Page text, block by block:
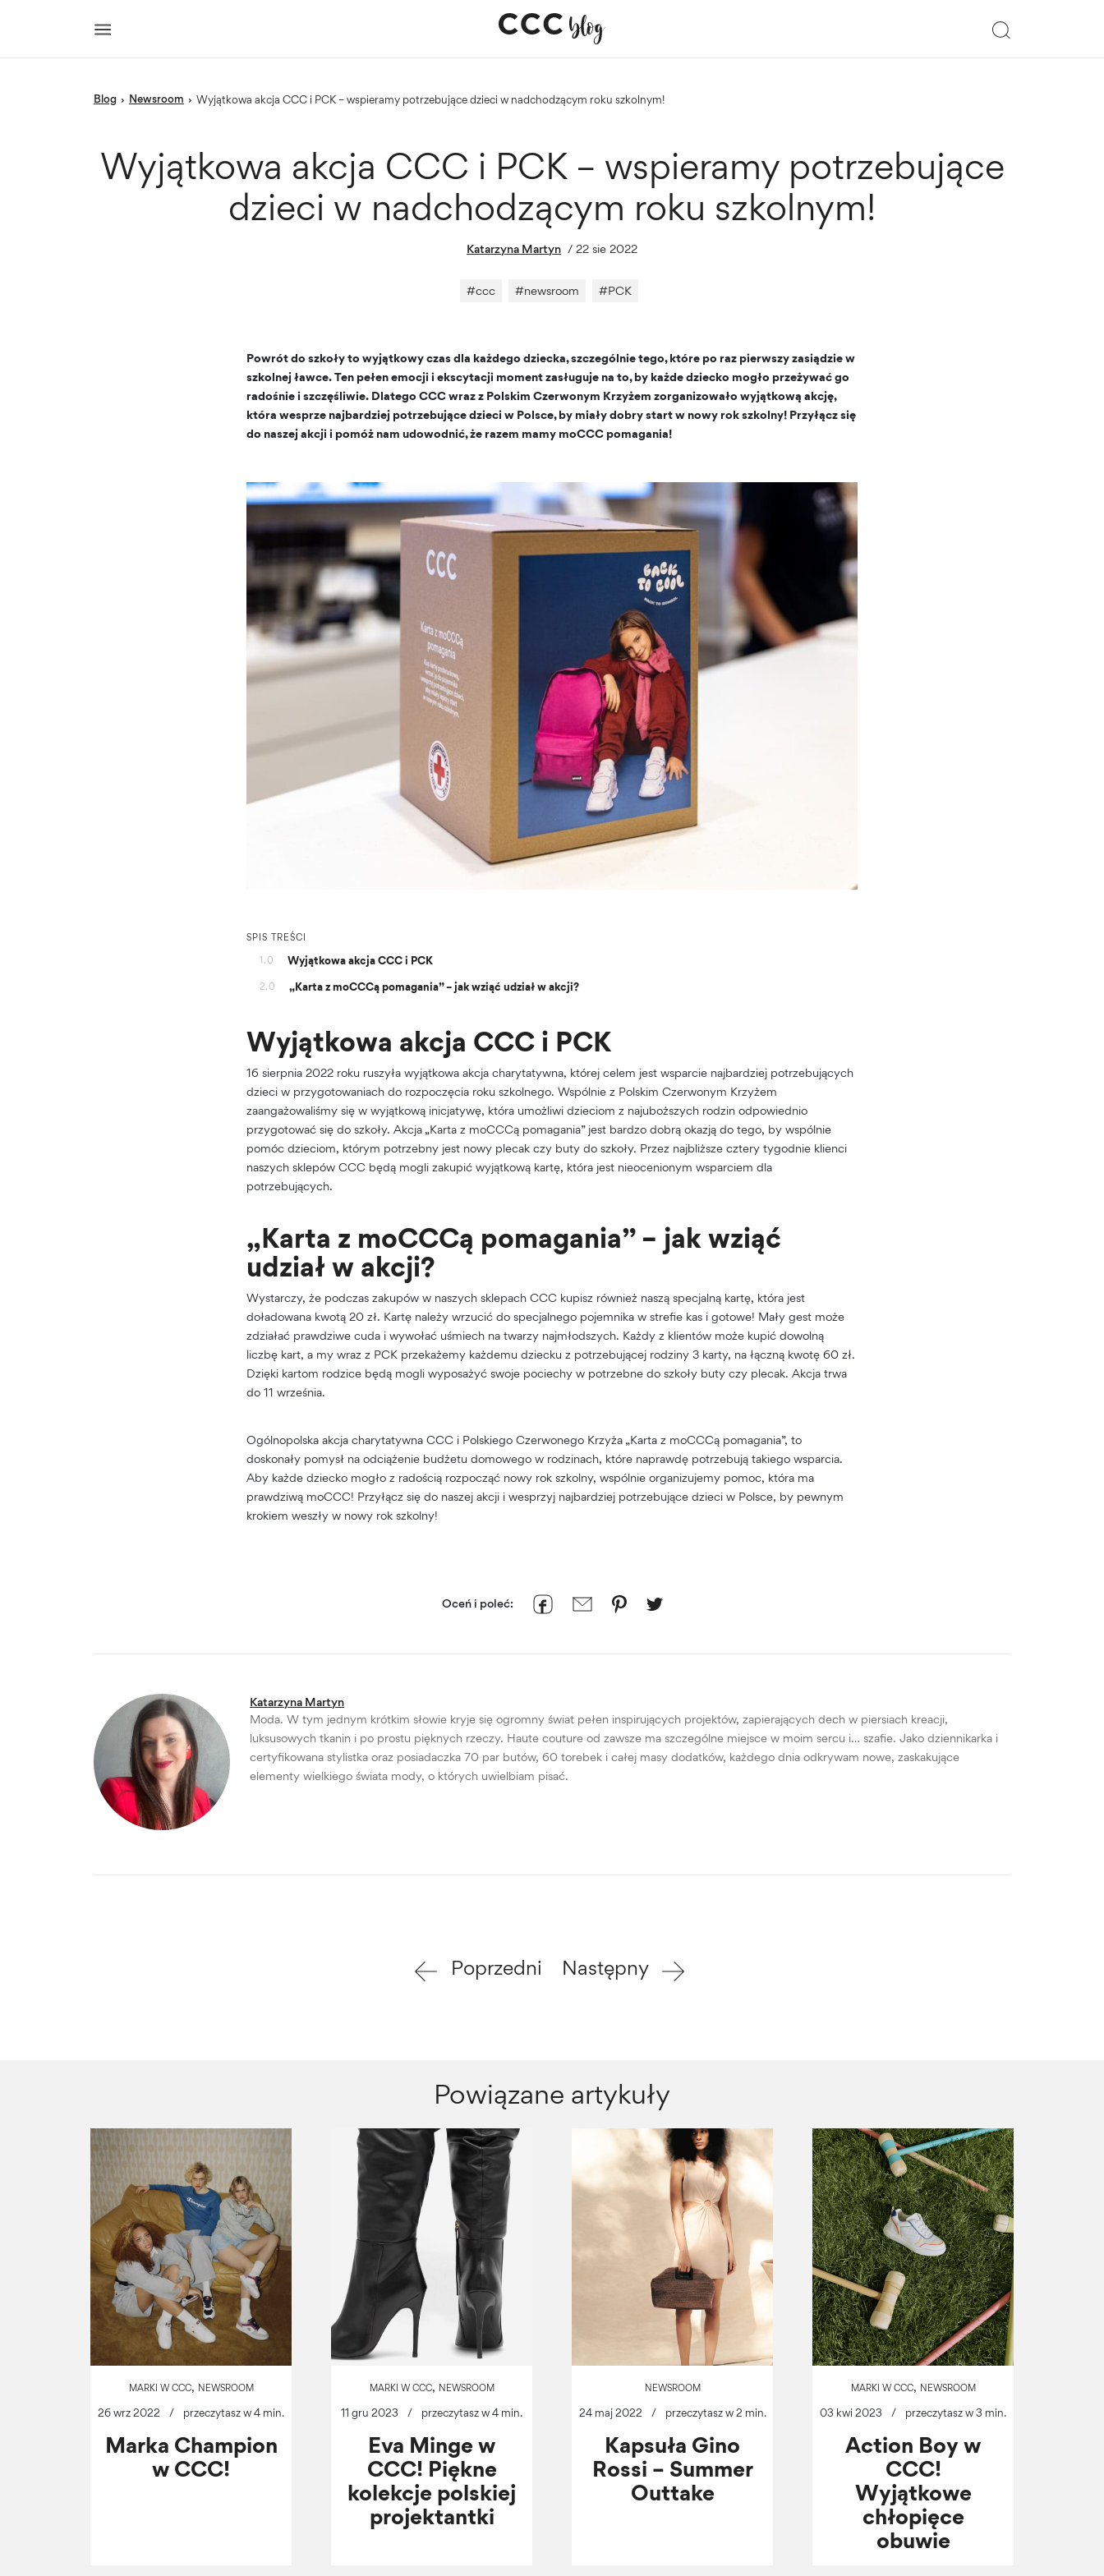
blog › newsroom › Wyjątkowa akcja CCC i PCK – wspieramy potrzebujące dzieci w nadchodzącym roku szkolnym!
Wyjątkowa akcja CCC i PCK – wspieramy potrzebujące
dzieci w nadchodzącym roku szkolnym!
Katarzyna Martyn / 22 sie 2022
#ccc #newsroom #PCK
Powrót do szkoły to wyjątkowy czas dla każdego dziecka, szczególnie tego, które po raz pierwszy zasiądzie w
szkolnej ławce. Ten pełen emocji i ekscytacji moment zasługuje na to, by każde dziecko mogło przeżywać go
radośnie i szczęśliwie. Dlatego CCC wraz z Polskim Czerwonym Krzyżem zorganizowało wyjątkową akcję,
która wesprze najbardziej potrzebujące dzieci w Polsce, by miały dobry start w nowy rok szkolny! Przyłącz się
do naszej akcji i pomóż nam udowodnić, że razem mamy moCCC pomagania!
SPIS TREŚCI
1.0
Wyjątkowa akcja CCC i PCK
2.0 „Karta z moCCCą pomagania” – jak wziąć udział w akcji?
Wyjątkowa akcja CCC i PCK
16 sierpnia 2022 roku ruszyła wyjątkowa akcja charytatywna, której celem jest wsparcie najbardziej potrzebujących
dzieci w przygotowaniach do rozpoczęcia roku szkolnego. Wspólnie z Polskim Czerwonym Krzyżem
zaangażowaliśmy się w wyjątkową inicjatywę, która umożliwi dzieciom z najuboższych rodzin odpowiednio
przygotować się do szkoły. Akcja „Karta z moCCCą pomagania” jest bardzo dobrą okazją do tego, by wspólnie
pomóc dzieciom, którym potrzebny jest nowy plecak czy buty do szkoły. Przez najbliższe cztery tygodnie klienci
naszych sklepów CCC będą mogli zakupić wyjątkową kartę, która jest nieocenionym wsparciem dla
potrzebujących.
„Karta z moCCCą pomagania” – jak wziąć
udział w akcji?
Wystarczy, że podczas zakupów w naszych sklepach CCC kupisz również naszą specjalną kartę, która jest
doładowana kwotą 20 zł. Kartę należy wrzucić do specjalnego pojemnika w strefie kas i gotowe! Mały gest może
zdziałać prawdziwe cuda i wywołać uśmiech na twarzy najmłodszych. Każdy z klientów może kupić dowolną
liczbę kart, a my wraz z PCK przekażemy każdemu dziecku z potrzebującej rodziny 3 karty, na łączną kwotę 60 zł.
Dzięki kartom rodzice będą mogli wyposażyć swoje pociechy w potrzebne do szkoły buty czy plecak. Akcja trwa
do 11 września.
Ogólnopolska akcja charytatywna CCC i Polskiego Czerwonego Krzyża „Karta z moCCCą pomagania”, to
doskonały pomysł na odciążenie budżetu domowego w rodzinach, które naprawdę potrzebują takiego wsparcia.
Aby każde dziecko mogło z radością rozpocząć nowy rok szkolny, wspólnie organizujemy pomoc, która ma
prawdziwą moCCC! Przyłącz się do naszej akcji i wesprzyj najbardziej potrzebujące dzieci w Polsce, by pewnym
krokiem weszły w nowy rok szkolny!
Oceń i poleć:
Katarzyna Martyn
Moda. W tym jednym krótkim słowie kryje się ogromny świat pełen inspirujących projektów, zapierających dech w piersiach kreacji,
luksusowych tkanin i po prostu pięknych rzeczy. Haute couture od zawsze ma szczególne miejsce w moim sercu i… szafie. Jako dziennikarka i
certyfikowana stylistka oraz posiadaczka 70 par butów, 60 torebek i całej masy dodatków, każdego dnia odkrywam nowe, zaskakujące
elementy wielkiego świata mody, o których uwielbiam pisać.
Poprzedni Następny
Powiązane artykuły
MARKI W CCC, NEWSROOM
26 wrz 2022 / przeczytasz w 4 min.
Marka Champion
w CCC!
MARKI W CCC, NEWSROOM
11 gru 2023 / przeczytasz w 4 min.
Eva Minge w
CCC! Piękne
kolekcje polskiej
projektantki
NEWSROOM
24 maj 2022 / przeczytasz w 2 min.
Kapsuła Gino
Rossi – Summer
Outtake
MARKI W CCC, NEWSROOM
03 kwi 2023 / przeczytasz w 3 min.
Action Boy w
CCC!
Wyjątkowe
chłopięce
obuwie